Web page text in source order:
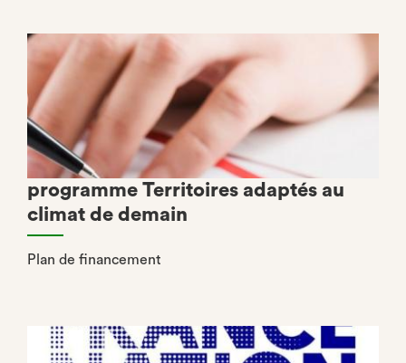
programme Territoires adaptés au
climat de demain
Plan de financement